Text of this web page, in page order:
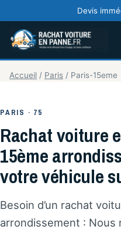
Devis
Accueil / Paris / Paris-15eme
PARIS · 75
Rachat voiture
15ème
votre véhicule
Besoin d’un rachat
arrondissement :